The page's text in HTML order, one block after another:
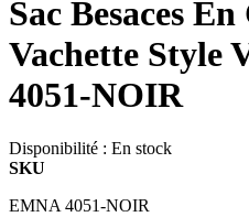
Sac Besaces
Vachette Style
4051-NOIR
Disponibilité : En stock
SKU
EMNA 4051-NOIR